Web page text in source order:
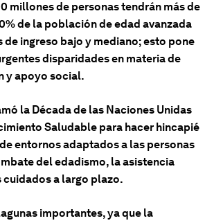
millones de personas tendrán más de
de la población de edad avanzada
de ingreso bajo y mediano; esto pone
disparidades en materia de
y apoyo social.
la Década de las Naciones Unidas
Saludable para hacer hincapié
entornos adaptados a las personas
del edadismo, la asistencia
cuidados a largo plazo.
importantes, ya que la